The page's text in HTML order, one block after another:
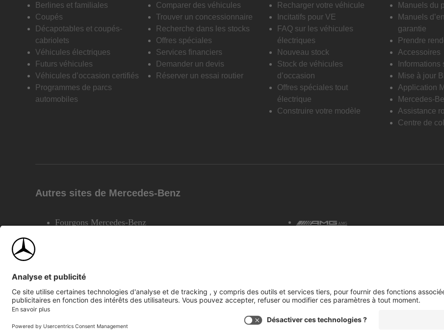
Berlines et familiales
Coupés
Décapotables et coupés-
cabriolets
Véhicules électriques
Futurs véhicules
Véhicules d’occasion certifiés
Programmes de parcs
automobiles
Comparer des véhicules
Trouver un concessionnaire
Recherche dans les stocks
Offres spéciales
Services financiers
Demander un devis
Réserver un essai routier
Recharger votre véhicule
Incitatifs pour VE
FAQ sur les véhicules
électriques
Nouveau stock
Stock de véhicules
d’occasion
Offres spéciales tout
électrique
Construire votre modèle
Manuels du
Manuels
garantie
Prendre
Accessoires
Mise à jour
Application
Mercedes-
Assistance
Centre de
Autres sites de Mercedes-Benz
Fourgons Mercedes-Benz AMG
©2026 Mercedes-Benz Canada Inc.